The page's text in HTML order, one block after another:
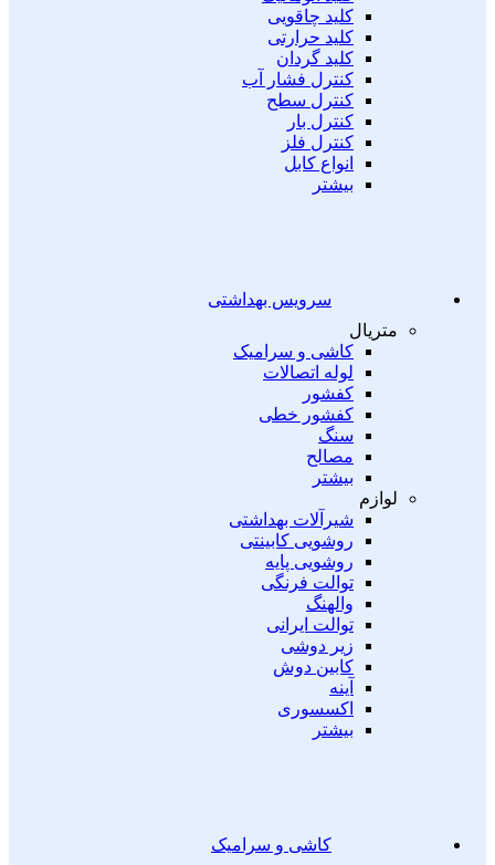
کلید چاقویی
کلید حرارتی
کلید گردان
کنترل فشار آب
کنترل سطح
کنترل بار
کنترل فلز
انواع کابل
بیشتر
سرویس بهداشتی
متریال
کاشی و سرامیک
لوله اتصالات
کفشور
کفشور خطی
سنگ
مصالح
بیشتر
لوازم
شیرآلات بهداشتی
روشویی کابینتی
روشویی پایه
توالت فرنگی
والهنگ
توالت ایرانی
زیر دوشی
کابین دوش
آینه
اکسسوری
بیشتر
کاشی و سرامیک